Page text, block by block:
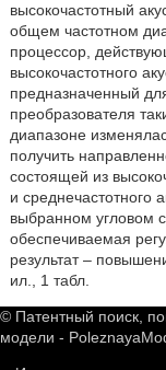
высокочастотный
общем частотном
процессор,
высокочастотного
предназначенный
преобразователя
диапазоне
получить
состоящей из
и среднечастотного
выбранном угловом
обеспечиваемая
результат –
ил., 1 табл.
© Патентный поиск,
модели -